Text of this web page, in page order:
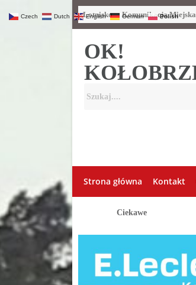
Lotnisko Komunikacja Miejska
OK!
Strona główna Kontakt
Ciekawe
Czech Dutch English German Polish